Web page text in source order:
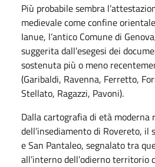
Più probabile sembra
medievale come confine
Ianue, l’antico Comune di
suggerita dall’esegesi dei
sostenuta più o meno
(Garibaldi, Ravenna, Ferretto,
Stellato, Ragazzi, Pavoni).
Dalla cartografia di età
dell’insediamento di Rovereto, il
e San Pantaleo, segnalato tra
all’interno dell’odierno territorio